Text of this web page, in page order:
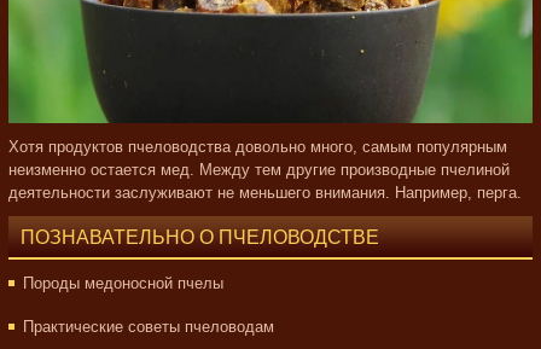
Хотя продуктов пчеловодства довольно много, самым популярным
неизменно остается мед. Между тем другие производные пчелиной
деятельности заслуживают не меньшего внимания. Например, перга.
ПОЗНАВАТЕЛЬНО О ПЧЕЛОВОДСТВЕ
Породы медоносной пчелы
Практические советы пчеловодам